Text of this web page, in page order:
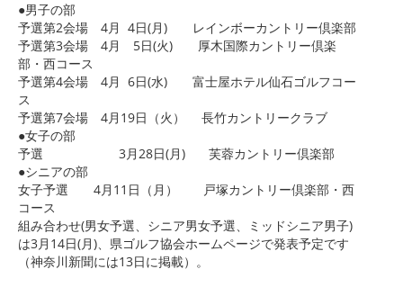
●男子の部
予選第2会場 4月 4日(月) レインボーカントリー倶楽部
予選第3会場 4月 5日(火) 厚木国際カントリー倶楽
部・西コース
予選第4会場 4月 6日(水) 富士屋ホテル仙石ゴルフコー
ス
予選第7会場 4月19日（火） 長竹カントリークラブ
●女子の部
予選 3月28日(月) 芙蓉カントリー倶楽部
●シニアの部
女子予選 4月11日（月） 戸塚カントリー倶楽部・西
コース
組み合わせ(男女予選、シニア男女予選、ミッドシニア男子)
は3月14日(月)、県ゴルフ協会ホームページで発表予定です
（神奈川新聞には13日に掲載）。